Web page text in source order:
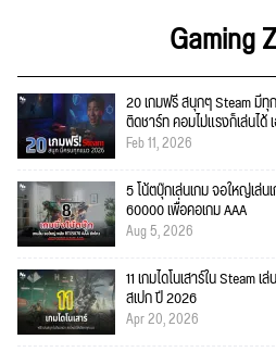
Gaming
20 เกมฟรี สนุกๆ Steam มี
ติดชาร์ท คอมไม่แรงก็เล่นได้
Feb 11, 2026
5 โน้ตบุ๊กเล่นเกม จอใหญ่เล่
60000 เพื่อคอเกม AAA
Aug 5, 2026
11 เกมไดโนเสาร์ใน Steam
สเปก ปี 2026
Apr 20, 2026